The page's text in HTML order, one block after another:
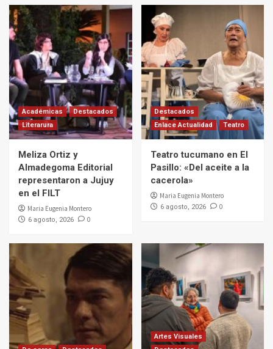
Académicas
Destacados
Literarura
Meliza Ortiz y
Almadegoma Editorial
representaron a Jujuy
en el FILT
Maria Eugenia Montero
6 agosto, 2026 0
Destacados
Enlace Actualidad
Teatro
Teatro tucumano en El
Pasillo: «Del aceite a la
cacerola»
Maria Eugenia Montero
6 agosto, 2026 0
Artes Visuales